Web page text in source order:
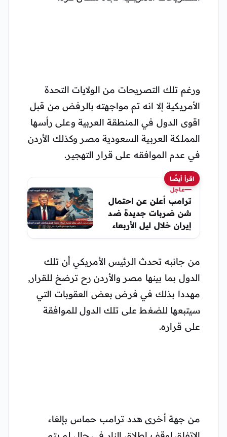
ورغم تلك التصريحات من الولايات التحدة
الأمريكية إلا انه تم مواجهته بالرفض من قبل
اقوى الدول في المنطقة العربية وعلى رأسها
المملكة العربية السعودية مصر وكذلك الأردن
في عدم الموافقه على قرار التهجير.
اقرأ أيضًا
عاجل
ترامب أعلن عن احتمال
شن ضربات جديدة ضد
إيران خلال ليل الأربعاء
من جانبه تحدث الرئيس الأمريكي أن تلك
الدول بما بينها مصر والأردن رح ترضخ للقرار,
مهددا بذلك في فرض بعض العقوبات التي
سيتبعها للضغط على تلك الدول للموافقة
على قراره.
من جهة أخرى هدد ترامب حماس بإلغاء